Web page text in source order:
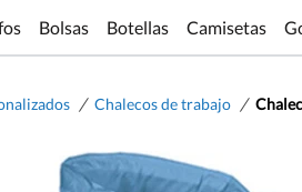
Bolsas Botellas Camisetas
/ Chalecos de trabajo /